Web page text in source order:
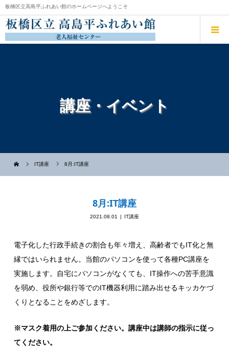
板橋区立高島平ふれあい館のホームページへようこそ
講座・イベント
IT講座 8月:IT講座
8月:IT講座
2021.08.01 IT講座
電子化した行政手続きの割合も年々増え、高齢者でもIT化と無
縁ではいられません。当館のパソコンを使って各種PC講座を
実施します。自宅にパソコンがなくても、IT操作への苦手意識
を弱め、役所や銀行等でのIT機器利用に踏み出せるキッカケづ
くりとなることをめざします。
※マスク着用の上ご参加ください。講座中は講師の指示に従っ
てください。